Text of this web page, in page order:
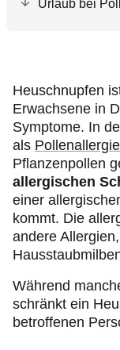
Urlaub bei
Heuschnupfen
Erwachsene in
Symptome. In
als Pollenallergie
Pflanzenpollen
allergischen
einer
kommt. Die
andere
Während
schränkt ein
betroffenen